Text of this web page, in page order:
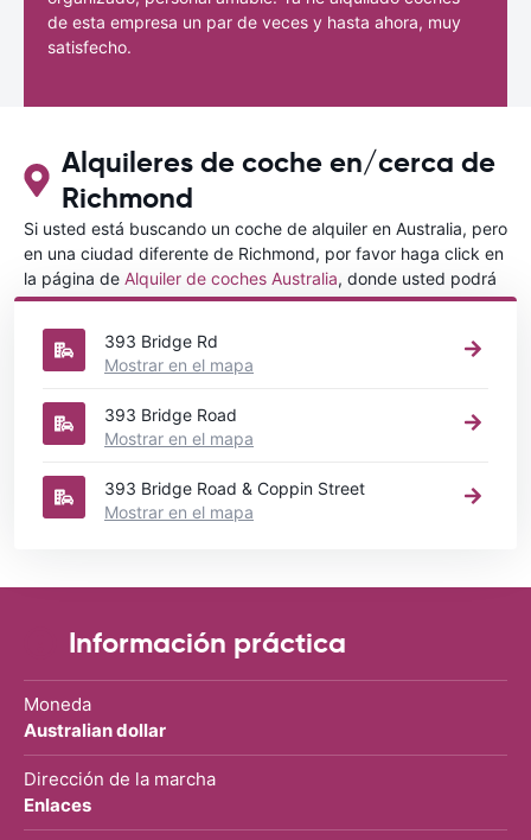
de esta empresa un par de veces y hasta ahora, muy
satisfecho.
Alquileres de coche en/cerca de
Richmond
Si usted está buscando un coche de alquiler en Australia, pero
en una ciudad diferente de Richmond, por favor haga click en
la página de Alquiler de coches Australia, donde usted podrá
elegir en qué ciudad de Australia desea alquilar un coche.
393 Bridge Rd
Mostrar en el mapa
393 Bridge Road
Mostrar en el mapa
393 Bridge Road & Coppin Street
Mostrar en el mapa
Información práctica
Moneda
Australian dollar
Dirección de la marcha
Enlaces